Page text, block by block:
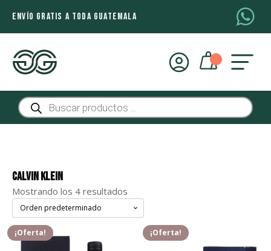
ENVÍO GRATIS A TODA GUATEMALA
Búsqueda
de
productos
Calvin Klein
Mostrando los 4 resultados
¡Oferta! ¡Oferta!